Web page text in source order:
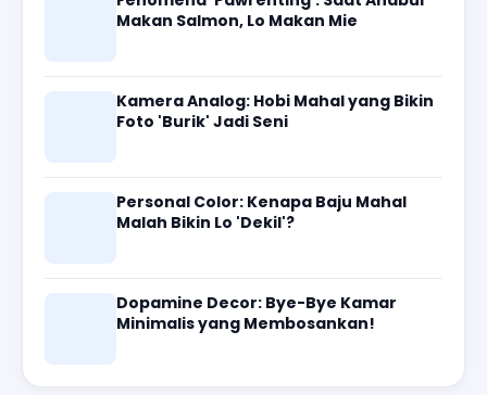
Makan Salmon, Lo Makan Mie
Kamera Analog: Hobi Mahal yang Bikin
Foto 'Burik' Jadi Seni
Personal Color: Kenapa Baju Mahal
Malah Bikin Lo 'Dekil'?
Dopamine Decor: Bye-Bye Kamar
Minimalis yang Membosankan!